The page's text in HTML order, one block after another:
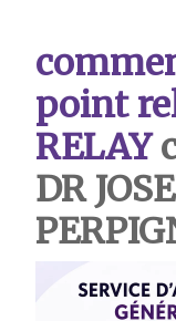
point
RELAY
DR